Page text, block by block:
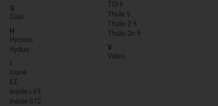
G
Gobi
H
Hyclass
Hyduo
Icona
ILE
Inside LX9
Inside S12
TCI 9
Thule 9
Thule-2 9
Thule-2n 9
V
Video